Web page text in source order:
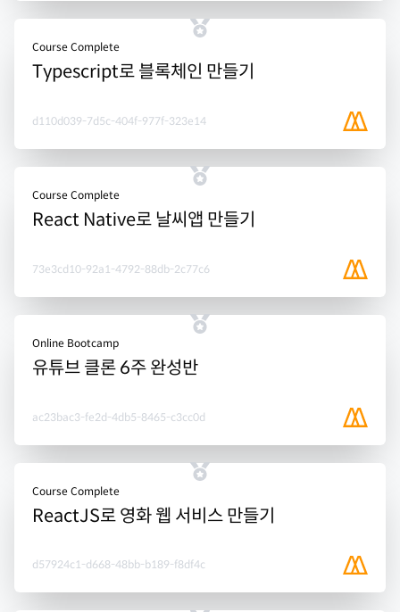
Course Complete
Typescript로 블록체인 만들기
d110d039-7d5c-404f-977f-323e14
Course Complete
React Native로 날씨앱 만들기
73e3cd10-92a1-4792-88db-2c77c6
Online Bootcamp
유튜브 클론 6주 완성반
ac23bac3-fe2d-4db5-8465-c3cc0d
Course Complete
ReactJS로 영화 웹 서비스 만들기
d57924c1-d668-48bb-b189-f8df4c